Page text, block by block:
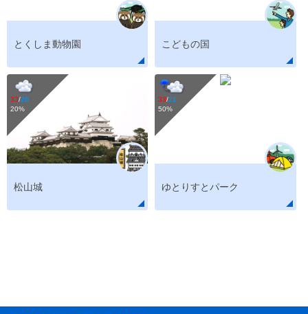
とくしま動物園 こどもの国
松山城
33/26
20%
ゆとりすとパーク
33/21
50%